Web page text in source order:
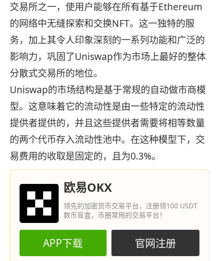
交易所之一，使用户能够在所有基于Ethereum
的网络中无缝探索和交换NFT。这一独特的服
务，加上其令人印象深刻的一系列功能和广泛的
影响力，巩固了Uniswap作为市场上最好的整体
分散式交易所的地位。
Uniswap的市场结构是基于常规的自动做市商模
型。这意味着它的流动性是由一些特定的流动性
提供者提供的，并且这些提供者需要将相等数量
的两个代币存入流动性池中。在这种模型下，交
易费用的收取是固定的，且为0.3%。
欧易OKX
领先的加密货币交易平台，注册领100 USDT
数币盲盒，币圈常用的交易平台！
APP下载 官网注册